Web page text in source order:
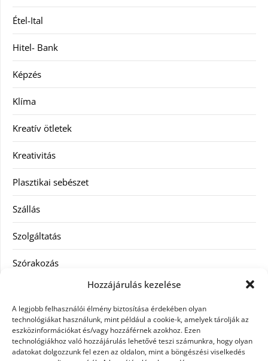
Hozzájárulás kezelése
A legjobb felhasználói élmény biztosítása érdekében olyan
technológiákat használunk, mint például a cookie-k, amelyek tárolják az
eszközinformációkat és/vagy hozzáférnek azokhoz. Ezen
technológiákhoz való hozzájárulás lehetővé teszi számunkra, hogy olyan
adatokat dolgozzunk fel ezen az oldalon, mint a böngészési viselkedés
Étel-Ital
Hitel- Bank
Képzés
Klíma
Kreatív ötletek
Kreativitás
Plasztikai sebészet
Szállás
Szolgáltatás
Szórakozás
Vásárlás
Víztisztítás